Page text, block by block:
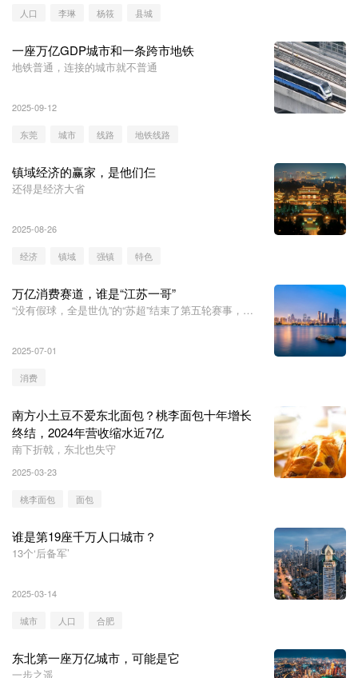
人口 李琳 杨筱 县城
一座万亿GDP城市和一条跨市地铁
地铁普通，连接的城市就不普通
2025-09-12
东莞 城市 线路 地铁线路
镇域经济的赢家，是他们仨
还得是经济大省
2025-08-26
经济 镇域 强镇 特色
万亿消费赛道，谁是“江苏一哥”
“没有假球，全是世仇”的“苏超”结束了第五轮赛事，热
2025-07-01
消费
南方小土豆不爱东北面包？桃李面包十年增长
终结，2024年营收缩水近7亿
南下折戟，东北也失守
2025-03-23
桃李面包 面包
谁是第19座千万人口城市？
13个‘后备军’
2025-03-14
城市 人口 合肥
东北第一座万亿城市，可能是它
一步之遥